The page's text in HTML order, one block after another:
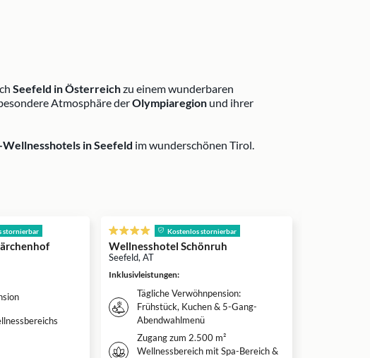
Seefeld in Österreichzu einem wunderbaren
Atmosphäre derOlympiaregion und ihrer
in Seefeld im wunderschönen Tirol.
stornierbar Kostenlos stornierbar
Wellnesshotel Schönruh
Seefeld, AT
Inklusivleistungen:
Tägliche Verwöhnpension:
Frühstück, Kuchen & 5-Gang-
Abendwahlmenü
Zugang zum 2.500 m²
Wellnessbereich mit Spa-Bereich &